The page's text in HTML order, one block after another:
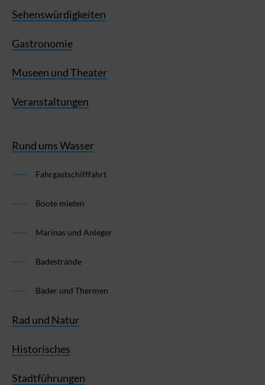
Sehenswürdigkeiten
Gastronomie
Museen und Theater
Veranstaltungen
Rund ums Wasser
Fahrgastschifffahrt
Boote mieten
Marinas und Anleger
Badestrände
Bäder und Thermen
Rad und Natur
Historisches
Stadtführungen